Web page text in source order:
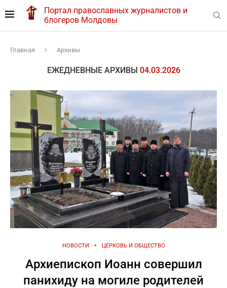
Портал православных журналистов и
блогеров Молдовы
Главная Архивы
ЕЖЕДНЕВНЫЕ АРХИВЫ 04.03.2026
НОВОСТИ ЦЕРКОВЬ И ОБЩЕСТВО
Архиепископ Иоанн совершил
панихиду на могиле родителей